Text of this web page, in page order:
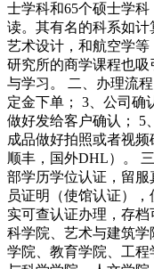
士学科和65个硕士学
读。其有名的科系如计
艺术设计，和航空学
研究所的商学课程也
与学习。 二、办理流
定金下单； 3、公司确
做好发给客户确认； 5
成品做好拍照或者视
顺丰，国外DHL）。
部学历学位认证，留
员证明（使馆认证）
实可查认证办理，存
科学院、艺术与建筑
学院、教育学院、工